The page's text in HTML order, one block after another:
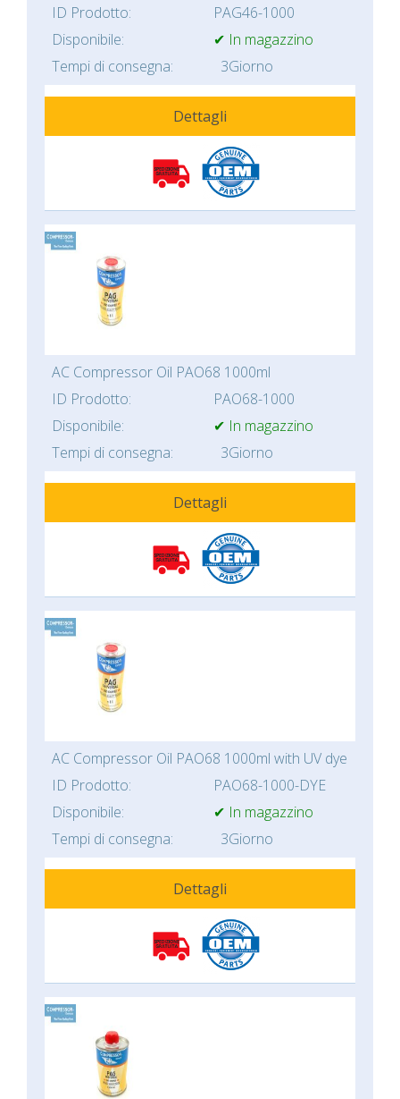
ID Prodotto:
PAG46-1000
Disponibile:
✔ In magazzino
Tempi di consegna:
3Giorno
Dettagli
AC Compressor Oil PAO68 1000ml
ID Prodotto:
PAO68-1000
Disponibile:
✔ In magazzino
Tempi di consegna:
3Giorno
Dettagli
AC Compressor Oil PAO68 1000ml with UV dye
ID Prodotto:
PAO68-1000-DYE
Disponibile:
✔ In magazzino
Tempi di consegna:
3Giorno
Dettagli